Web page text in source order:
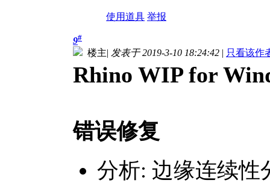
使用道具 举报
9#
楼主| 发表于 2019-3-10 18:24:42 | 只看该作
Rhino WIP for
错误修复
分析: 边缘连续性